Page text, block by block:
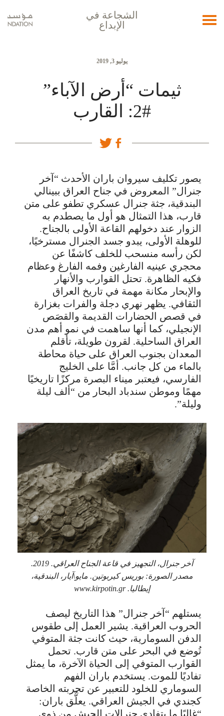
الشجاعة في
الإبداع
Toggle
يوليو 3, 2019
ثيمات “أرض الآباء”
#2: القارب
يصور تكليف سيروان باران الأحدث “آخر
جنرال” المعروض في جناح العراق ببينالي
البندقية، جثة جنرال عسكري تطفو على متن
قارب، هذا التمثال هو أول ما يصطدم به
الزوار عند دخولهم القاعة الأولى بالجناح.
للوهلة الأولى، يبدو جسد الجنرال مسترخيًا،
لكن رأسه منسحب للخلف كاشفًا عن
محجري عينيه الفارغين وفمه الفارغ وعظام
فكيه الظاهرة. تحتل القوارب والأنهار
والإبحار مكانة مهمة في تاريخ العراق
الثقافي. يظهر نهري دجلة والفرات بغزارة
في قصص الحضارات القديمة والقصَص
الإنجيلي، كما أنها ساهمت في نمو أهم مدن
العراق الساحلية. لقرون طويلة، تأقلم
المعدان بجنوب العراق على حياة محاطة
بالماء من كل جانب. أمَّا على الخليج
الفارسي، فيعتبر ميناء البصرة مركزًا تاريخيًا
مهمًا وموطن سندباد البحار من “ألف ليلة
وليلة”.
آخر جنرال، التجهيز في قاعة الجناح العراقي. 2019.
مصدر الصورة: بوريس كيربوتين. مايو\آيار، البندقية،
إيطاليا. www.kirpotin.gr
يستلهم “آخر جنرال” هذا التاريخ ليصف
الحروب العراقية. يشير العمل إلى طقوس
الدفن السومارية، حيث كانت جثة المتوفي
تُوضع في البحر على متن قارب. تحمل
القوارب المتوفي إلى الحياة الآخرة، ما يمثل
تفاديًا للموت. يستخدم باران الفهم
السوماري للخلود للتعبير عن تجربته الخاصة
كجندي في الجيش العراقي. يعلٌّق باران:
“غالبًا ما يتفادى جنرالات الجيش من ذوي